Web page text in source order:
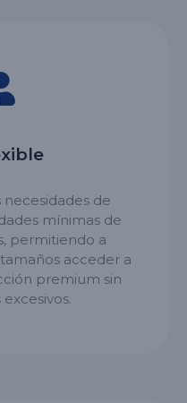
de
mínimas de
permitiendo a
acceder a
premium sin